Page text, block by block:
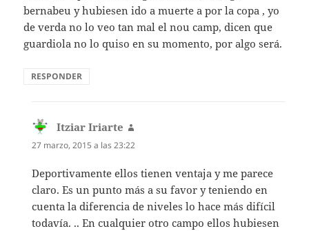
bernabeu y hubiesen ido a muerte a por la copa , yo
de verda no lo veo tan mal el nou camp, dicen que
guardiola no lo quiso en su momento, por algo será.
RESPONDER
Itziar Iriarte
27 marzo, 2015 a las 23:22
Deportivamente ellos tienen ventaja y me parece
claro. Es un punto más a su favor y teniendo en
cuenta la diferencia de niveles lo hace más difícil
todavía. .. En cualquier otro campo ellos hubiesen